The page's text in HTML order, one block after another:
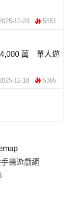
12-23 5551
4,000 萬 單人遊
12-18 5365
機遊戲網